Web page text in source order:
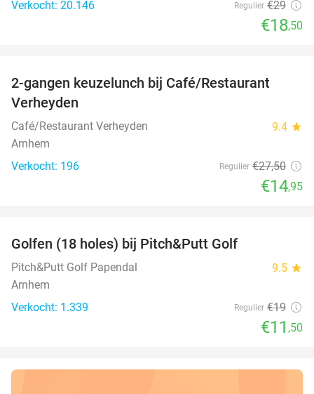
Verkocht: 20.146
Regulier €29
€18,50
2-gangen keuzelunch bij Café/Restaurant
Verheyden
Café/Restaurant Verheyden 9.4 star
Arnhem
Verkocht: 196
Regulier €27,50
€14,95
Golfen (18 holes) bij Pitch&Putt Golf
Pitch&Putt Golf Papendal 9.5 star
Arnhem
Verkocht: 1.339
Regulier €19
€11 ,50